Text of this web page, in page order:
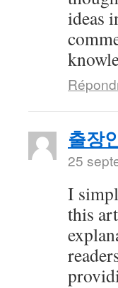
ideas
출장
25
I
this